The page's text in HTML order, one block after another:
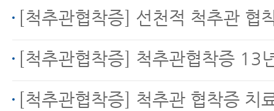
척추관협착증의 진행을
막는 8가지 방법
[척추관협착증] 선천적 척추관 협착증으로 인한
[척추관협착증] 척추관협착증 13년, 운동으로 호전됐지만
[척추관협착증] 척추관 협착증 치